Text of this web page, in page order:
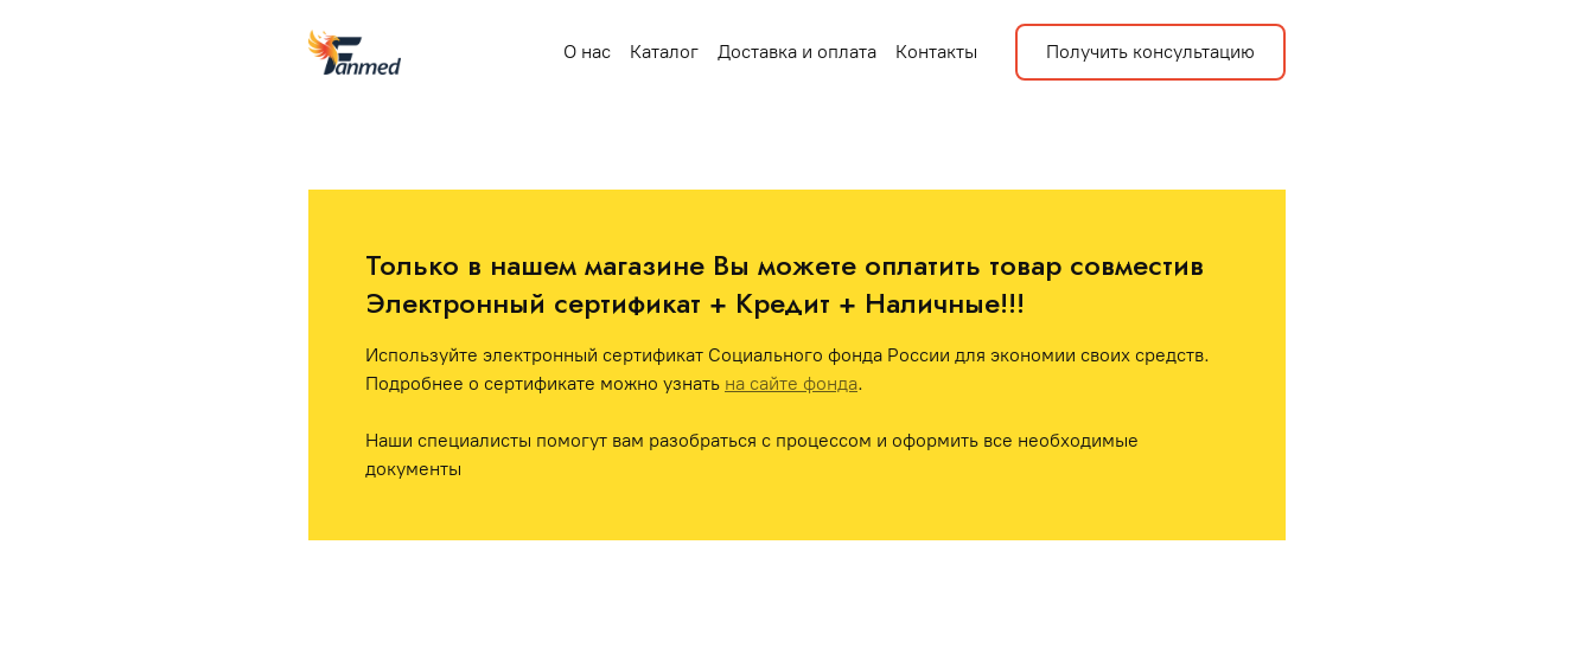
О нас Каталог Доставка и оплата Контакты Получить консультацию
Только в нашем магазине Вы можете оплатить товар совместив
Электронный сертификат + Кредит + Наличные!!!
Используйте электронный сертификат Социального фонда России для экономии своих средств.
Подробнее о сертификате можно узнать на сайте фонда.
Наши специалисты помогут вам разобраться с процессом и оформить все необходимые
документы